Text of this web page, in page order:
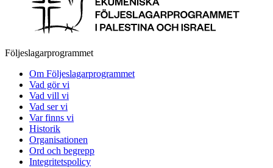
Följeslagarprogrammet
Om Följeslagarprogrammet
Vad gör vi
Vad vill vi
Vad ser vi
Var finns vi
Historik
Organisationen
Ord och begrepp
Integritetspolicy